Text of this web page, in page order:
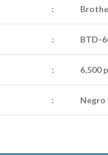
:
: BTD-
: 6,500
: Negro